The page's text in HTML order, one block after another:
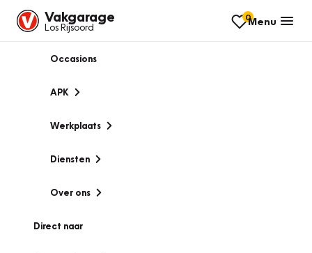
Vakgarage
Los Rijsoord
0Menu
Occasions
APK
Werkplaats
Diensten
Over ons
Direct naar